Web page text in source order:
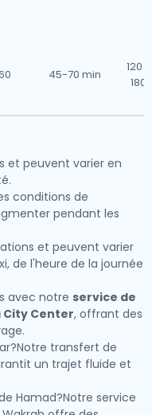
45-70 min
120 -
180
et peuvent varier en
conditions de
pendant les
et peuvent varier
de l'heure de la journée
avec notre service de
City Center, offrant des
transfert de
un trajet fluide et
Hamad?Notre service